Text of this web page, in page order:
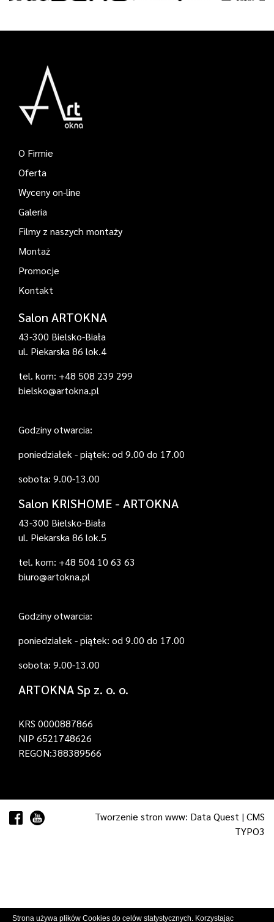
O Firmie
Oferta
Wyceny on-line
Galeria
Filmy z naszych montaży
Montaż
Promocje
Kontakt
Salon ARTOKNA
43-300 Bielsko-Biała
ul. Piekarska 86 lok.4
tel. kom: +48 508 239 299
bielsko@artokna.pl
Godziny otwarcia:
poniedziałek - piątek: od 9.00 do 17.00
sobota: 9.00-13.00
Salon KRISHOME - ARTOKNA
43-300 Bielsko-Biała
ul. Piekarska 86 lok.5
tel. kom: +48 504 10 63 63
biuro@artokna.pl
Godziny otwarcia:
poniedziałek - piątek: od 9.00 do 17.00
sobota: 9.00-13.00
ARTOKNA Sp z. o. o.
KRS 0000887866
NIP 6521748626
REGON:388389566
Tworzenie stron www: Data Quest | CMS
TYPO3
Strona używa plików Cookies do celów statystycznych. Korzystając